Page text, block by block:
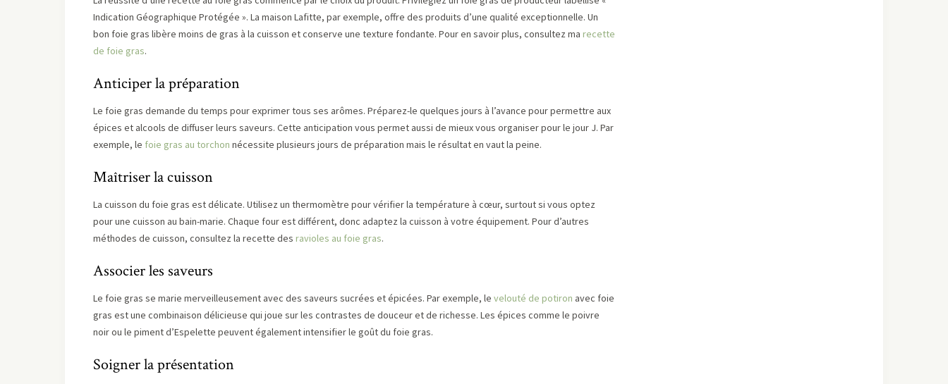
Indication Géographique Protégée ». La maison Lafitte, par exemple, offre des produits d’une qualité exceptionnelle. Un
bon foie gras libère moins de gras à la cuisson et conserve une texture fondante. Pour en savoir plus, consultez ma recette
de foie gras.
Anticiper la préparation
Le foie gras demande du temps pour exprimer tous ses arômes. Préparez-le quelques jours à l’avance pour permettre aux
épices et alcools de diffuser leurs saveurs. Cette anticipation vous permet aussi de mieux vous organiser pour le jour J. Par
exemple, le foie gras au torchon nécessite plusieurs jours de préparation mais le résultat en vaut la peine.
Maîtriser la cuisson
La cuisson du foie gras est délicate. Utilisez un thermomètre pour vérifier la température à cœur, surtout si vous optez
pour une cuisson au bain-marie. Chaque four est différent, donc adaptez la cuisson à votre équipement. Pour d’autres
méthodes de cuisson, consultez la recette des ravioles au foie gras.
Associer les saveurs
Le foie gras se marie merveilleusement avec des saveurs sucrées et épicées. Par exemple, le velouté de potiron avec foie
gras est une combinaison délicieuse qui joue sur les contrastes de douceur et de richesse. Les épices comme le poivre
noir ou le piment d’Espelette peuvent également intensifier le goût du foie gras.
Soigner la présentation